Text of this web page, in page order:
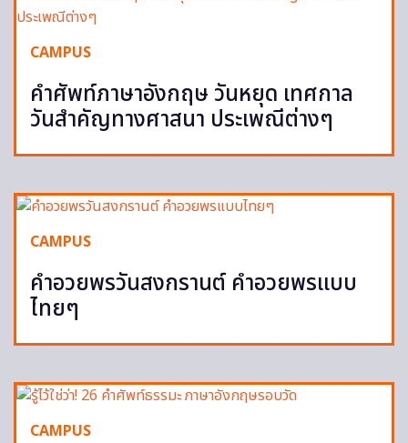
CAMPUS
คำศัพท์ภาษาอังกฤษ วันหยุด เทศกาล
วันสำคัญทางศาสนา ประเพณีต่างๆ
CAMPUS
คำอวยพรวันสงกรานต์ คำอวยพรแบบ
ไทยๆ
CAMPUS